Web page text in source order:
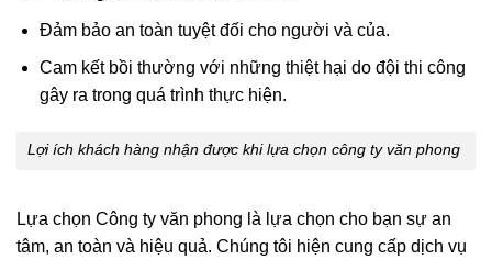
Đảm bảo an toàn tuyệt đối cho người và của.
Cam kết bồi thường với những thiệt hại do đội thi công
gây ra trong quá trình thực hiện.
Lợi ích khách hàng nhận được khi lựa chọn công ty văn phong
Lựa chọn Công ty văn phong là lựa chọn cho bạn sự an
tâm, an toàn và hiệu quả. Chúng tôi hiện cung cấp dịch vụ